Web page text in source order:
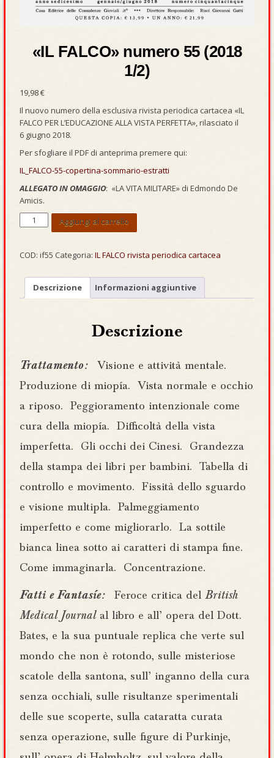
«IL FALCO» numero 55 (2018
1/2)
19,98€
Il nuovo numero della esclusiva rivista periodica cartacea «IL
FALCO PER L’EDUCAZIONE ALLA VISTA PERFETTA», rilasciato il
6 giugno 2018.
Per sfogliare il PDF di anteprima premere qui:
IL_FALCO-55-copertina-sommario-estratti
ALLEGATO IN OMAGGIO: «LA VITA MILITARE» di Edmondo De
Amicis.
FALCO»
55
1/2)
quantità
Aggiungi al carrello
COD:if55 Categoria:IL FALCO rivista periodica cartacea
Descrizione Informazioni aggiuntive
Descrizione
Trattamento :
Visione e attività mentale.
Produzione di miopía.
Vista normale e occhio
a riposo.
Peggioramento intenzionale come
cura della miopía.
Difficoltà della vista
imperfetta.
Gli occhi dei Cinesi.
Grandezza
della stampa dei libri per bambini.
Tabella di
controllo e movimento.
Fissità dello sguardo
e visione multipla.
Palmeggiamento
imperfetto e come migliorarlo.
La sottile
bianca linea sotto ai caratteri di stampa fine.
Come immaginarla.
Concentrazione.
Fatti e Fantasíe : Feroce critica delBritish
Medical Journalal libro e all’ opera del Dott.
Bates, e la sua puntuale replica che verte sul
mondo che non è rotondo, sulle misteriose
scatole della santona, sull’ inganno della cura
senza occhiali, sulle risultanze sperimentali
delle sue scoperte, sulla cataratta curata
senza operazione, sulle figure di Purkinje,